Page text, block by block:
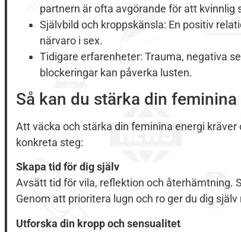
partnern är ofta avgörande för att kvinnlig
Självbild och kroppskänsla: En positiv
närvaro i sex.
Tidigare erfarenheter: Trauma, negativa
blockeringar kan påverka lusten.
Så kan du stärka din
Att väcka och stärka din feminina energi
konkreta steg:
Skapa tid för dig själv
Avsätt tid för vila, reflektion och återhämtning.
Genom att prioritera lugn och ro ger du dig
Utforska din kropp och sensualitet